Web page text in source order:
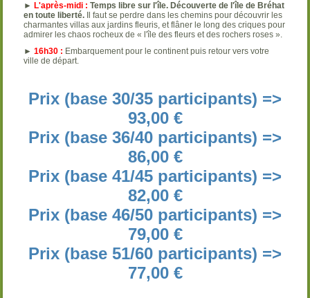
► L'après-midi : Temps libre sur l'île. Découverte de l'île de Bréhat
en toute liberté. Il faut se perdre dans les chemins pour découvrir les
charmantes villas aux jardins fleuris, et flâner le long des criques pour
admirer les chaos rocheux de « l'île des fleurs et des rochers roses ».
►16h30 : Embarquement pour le continent puis retour vers votre
ville de départ.
Prix (base 30/35 participants) =>
93,00 €
Prix (base 36/40 participants) =>
86,00 €
Prix (base 41/45 participants) =>
82,00 €
Prix (base 46/50 participants) =>
79,00 €
Prix (base 51/60 participants) =>
77,00 €